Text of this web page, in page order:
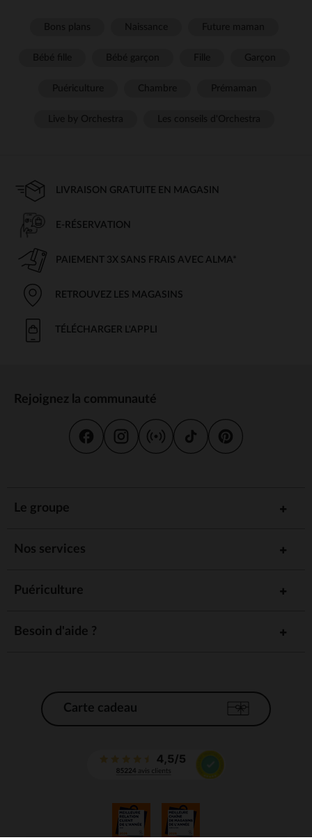
LIVRAISON GRATUITE EN MAGASIN
E-RÉSERVATION
PAIEMENT 3X SANS FRAIS AVEC ALMA*
RETROUVEZ LES MAGASINS
TÉLÉCHARGER L'APPLI
Rejoignez la communauté
Le groupe
Nos services
Puériculture
Besoin d'aide ?
Carte cadeau